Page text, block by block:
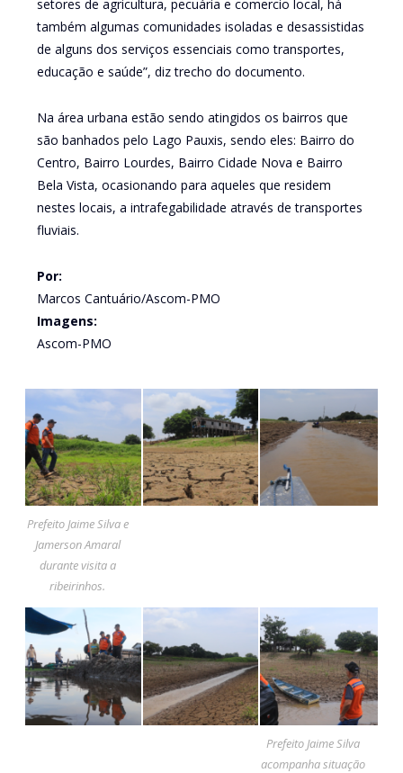
setores de agricultura, pecuária e comercio local, há
também algumas comunidades isoladas e desassistidas
de alguns dos serviços essenciais como transportes,
educação e saúde”, diz trecho do documento.
Na área urbana estão sendo atingidos os bairros que
são banhados pelo Lago Pauxis, sendo eles: Bairro do
Centro, Bairro Lourdes, Bairro Cidade Nova e Bairro
Bela Vista, ocasionando para aqueles que residem
nestes locais, a intrafegabilidade através de transportes
fluviais.
Por:
Marcos Cantuário/Ascom-PMO
Imagens:
Ascom-PMO
Prefeito Jaime Silva e
Jamerson Amaral
durante visita a
ribeirinhos.
Prefeito Jaime Silva
acompanha situação